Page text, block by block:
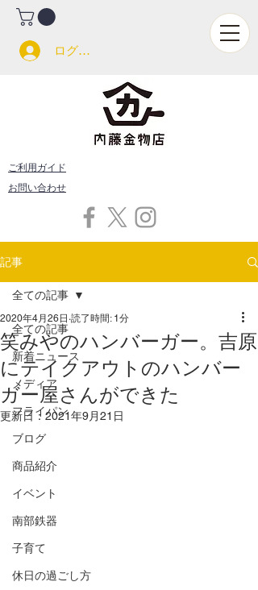
ログイン
ご利用ガイド
お問い合わせ
記事
全ての記事
新着ニュース
メディア
フライパン
ブログ
商品紹介
イベント
南部鉄器
子育て
休日の過ごし方
全ての記事
笑みやのハンバーガー。吉原
にテイクアウトのハンバー
ガー屋さんができた
2020年4月26日 読了時間: 1分
更新日： 2021年9月21日